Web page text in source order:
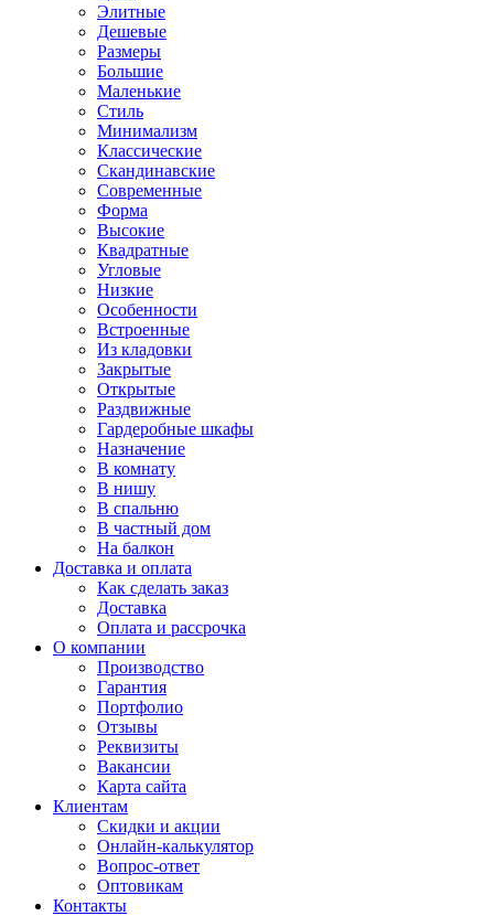
Элитные
Дешевые
Размеры
Большие
Маленькие
Стиль
Минимализм
Классические
Скандинавские
Современные
Форма
Высокие
Квадратные
Угловые
Низкие
Особенности
Встроенные
Из кладовки
Закрытые
Открытые
Раздвижные
Гардеробные шкафы
Назначение
В комнату
В нишу
В спальню
В частный дом
На балкон
Доставка и оплата
Как сделать заказ
Доставка
Оплата и рассрочка
О компании
Производство
Гарантия
Портфолио
Отзывы
Реквизиты
Вакансии
Карта сайта
Клиентам
Скидки и акции
Онлайн-калькулятор
Вопрос-ответ
Оптовикам
Контакты